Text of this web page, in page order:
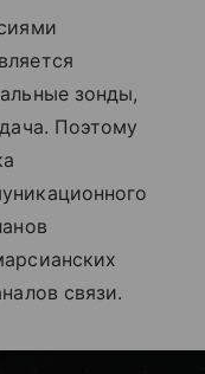
зонды,
Поэтому
связи.